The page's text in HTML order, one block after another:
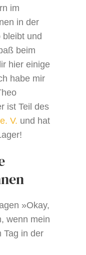
im
in der
und
beim
hier einige
habe mir
ist Teil des
V. und hat
»Okay,
wenn mein
Tag in der